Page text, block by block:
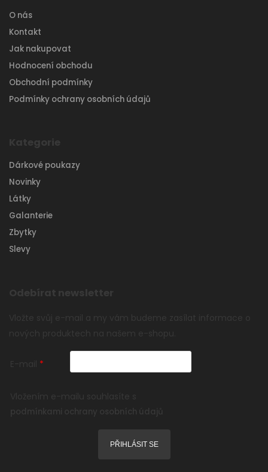
O nás
Kontakt
Jak nakupovat
Hodnocení obchodu
Obchodní podmínky
Podmínky ochrany osobních údajů
Kategorie
Dárkové poukazy
Novinky
Látky
Galanterie
Zbytky
Slevy
Odebírat newsletter
Vložte svůj e-mail a my vám budeme zasílat informace o
nových produktech na našem e-shopu.
E-mail
Vložením e-mailu souhlasíte s
podmínkami ochrany osobních údajů
PŘIHLÁSIT SE